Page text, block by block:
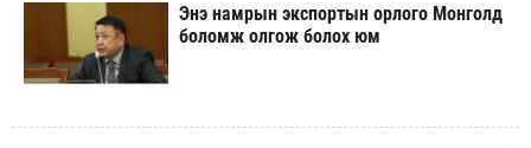
Энэ намрын экспортын орлого Монголд
боломж олгож болох юм